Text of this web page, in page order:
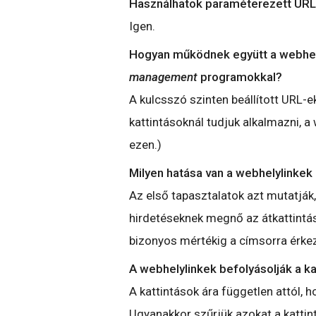
Használhatok paraméterezett
Igen.
Hogyan működnek együtt a
management programokkal?
A kulcsszó szinten beállított URL-
kattintásoknál tudjuk alkalmazni, a
ezen.)
Milyen hatása van a
Az első tapasztalatok azt
hirdetéseknek megnő az
bizonyos mértékig a címsorra
A webhelylinkek befolyásolják a
A kattintások ára független attól,